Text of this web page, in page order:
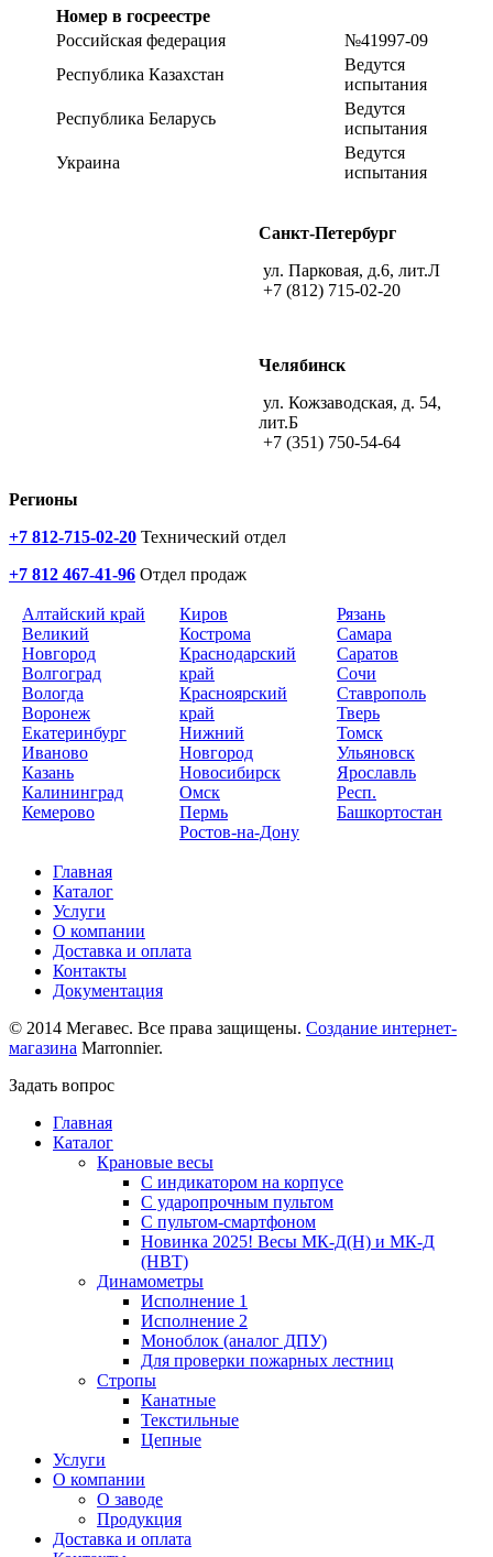
Номер в госреестре
Российская федерация
№41997-09
Республика Казахстан
Ведутся
испытания
Республика Беларусь
Ведутся
испытания
Украина
Ведутся
испытания
Санкт-Петербург
ул. Парковая, д.6, лит.Л
+7 (812) 715-02-20
Челябинск
ул. Кожзаводская, д. 54,
лит.Б
+7 (351) 750-54-64
Регионы
+7 812-715-02-20 Технический отдел
+7 812 467-41-96 Отдел продаж
Алтайский край
Великий
Новгород
Волгоград
Вологда
Воронеж
Екатеринбург
Иваново
Казань
Калининград
Кемерово
Киров
Кострома
Краснодарский
край
Красноярский
край
Нижний
Новгород
Новосибирск
Омск
Пермь
Ростов-на-Дону
Рязань
Самара
Саратов
Сочи
Ставрополь
Тверь
Томск
Ульяновск
Ярославль
Респ.
Башкортостан
Главная
Каталог
Услуги
О компании
Доставка и оплата
Контакты
Документация
© 2014 Мегавес. Все права защищены. Создание интернет-
магазина Marronnier.
Задать вопрос
Главная
Каталог
Крановые весы
С индикатором на корпусе
С ударопрочным пультом
С пультом-смартфоном
Новинка 2025! Весы МК-Д(Н) и МК-Д
(НВТ)
Динамометры
Исполнение 1
Исполнение 2
Моноблок (аналог ДПУ)
Для проверки пожарных лестниц
Стропы
Канатные
Текстильные
Цепные
Услуги
О компании
О заводе
Продукция
Доставка и оплата